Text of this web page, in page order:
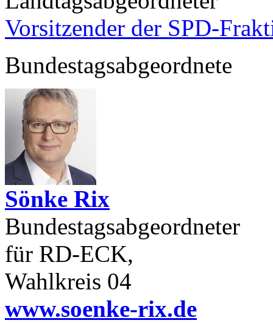
Vorsitzender der SPD-
Bundestagsabgeordnete
Sönke Rix
Bundestagsabgeordneter
für RD-ECK,
Wahlkreis 04
www.soenke-rix.de